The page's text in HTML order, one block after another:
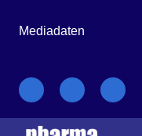
Mediadaten